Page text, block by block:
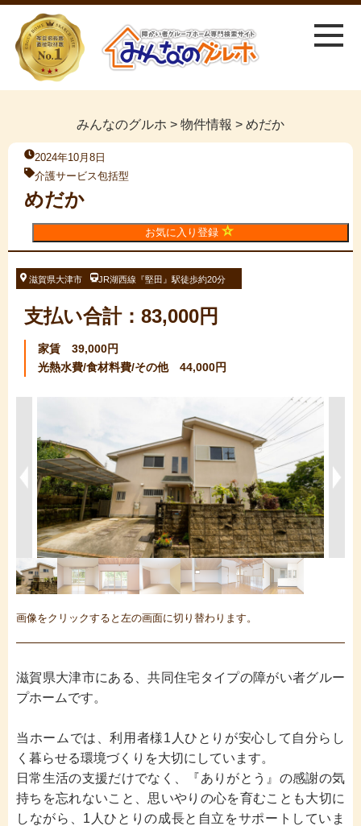
みんなのグルホ > 物件情報 > めだか
2024年10月8日
介護サービス包括型
めだか
お気に入り登録
滋賀県大津市 JR湖西線『堅田』駅徒歩約20分
支払い合計：83,000円
家賃 39,000円
光熱水費/食材料費/その他 44,000円
画像をクリックすると左の画面に切り替わります。
滋賀県大津市にある、共同住宅タイプの障がい者グルー
プホームです。
当ホームでは、利用者様1人ひとりが安心して自分らし
く暮らせる環境づくりを大切にしています。
日常生活の支援だけでなく、『ありがとう』の感謝の気
持ちを忘れないこと、思いやりの心を育むことも大切に
しながら、1人ひとりの成長と自立をサポートしていま